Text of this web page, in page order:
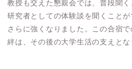
教授も交えた懇親会では、普段聞
研究者としての体験談を聞くこと
さらに強くなりました。この合宿
絆は、その後の大学生活の支えとな